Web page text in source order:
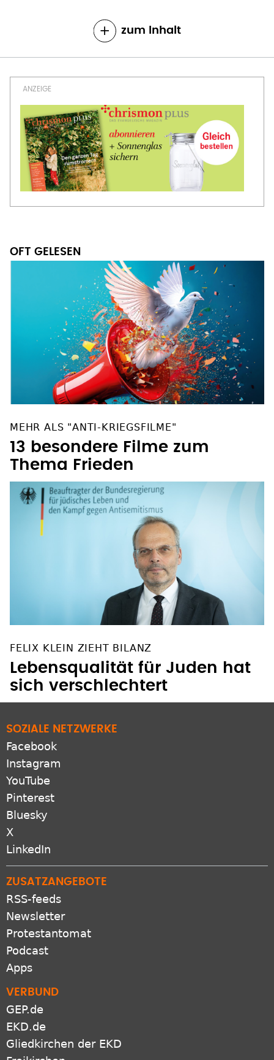
zum Inhalt
OFT GELESEN
MEHR ALS "ANTI-KRIEGSFILME"
13 besondere Filme zum
Thema Frieden
FELIX KLEIN ZIEHT BILANZ
Lebensqualität für Juden hat
sich verschlechtert
SOZIALE NETZWERKE
Facebook
Instagram
YouTube
Pinterest
Bluesky
X
LinkedIn
ZUSATZANGEBOTE
RSS-feeds
Newsletter
Protestantomat
Podcast
Apps
VERBUND
GEP.de
EKD.de
Gliedkirchen der EKD